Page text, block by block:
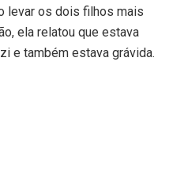
levar os dois filhos mais
ela relatou que estava
e também estava grávida.